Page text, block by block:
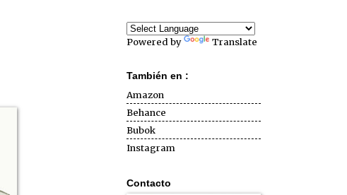
Powered by Translate
También en :
Amazon
Behance
Bubok
Instagram
Contacto